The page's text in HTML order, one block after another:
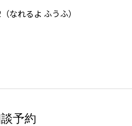
なれるよ ふうふ）
予約